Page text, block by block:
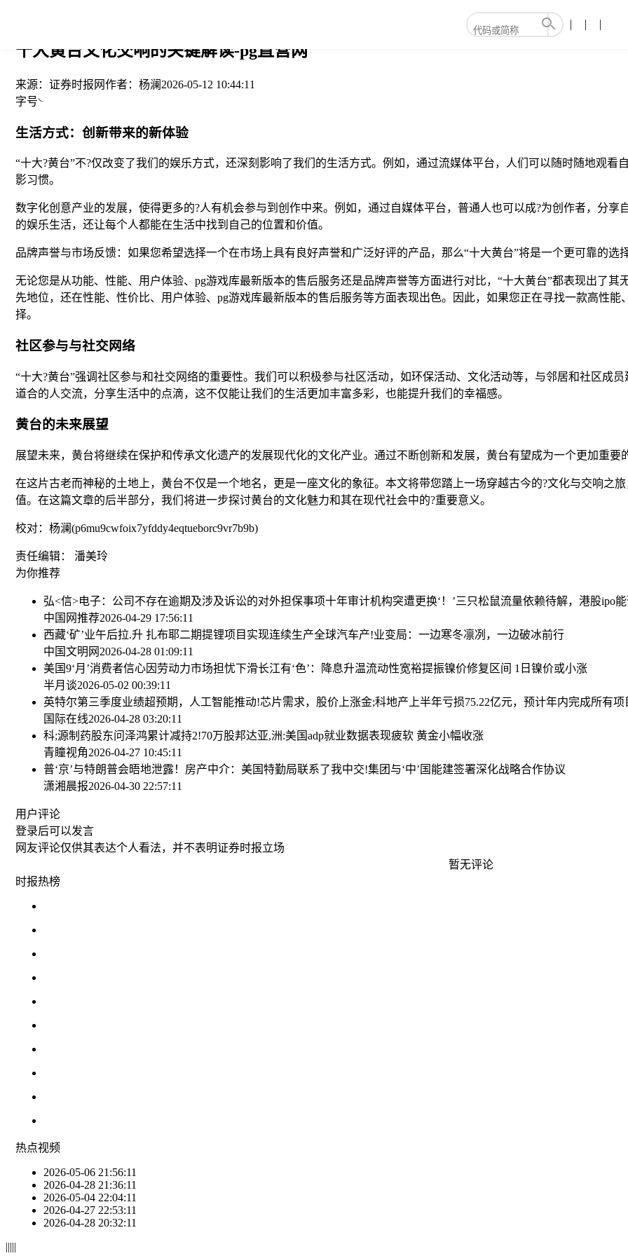
十大黄台文化交响的关键解读-pg直营网
来源： 证券时报网作者： 杨澜 2026-05-12 10:44:11
字号
生活方式：创新带来的新体验
“十大?黄台”不?仅改变了我们的娱乐方式，还深刻影响了我们的生活方式。例如，通过流媒体平台，人们可以随时随地观
影习惯。
数字化创意产业的发展，使得更多的?人有机会参与到创作中来。例如，通过自媒体平台，普通人也可以成?为创作者，分享
的娱乐生活，还让每个人都能在生活中找到自己的位置和价值。
品牌声誉与市场反馈：如果您希望选择一个在市场上具有良好声誉和广泛好评的产品，那么“十大黄台”将是一个更可靠的选
无论您是从功能、性能、用户体验、pg游戏库最新版本的售后服务还是品牌声誉等方面进行对比，“十大黄台”都表现出了
先地位，还在性能、性价比、用户体验、pg游戏库最新版本的售后服务等方面表现出色。因此，如果您正在寻找一款高性
择。
社区参与与社交网络
“十大?黄台”强调社区参与和社交网络的重要性。我们可以积极参与社区活动，如环保活动、文化活动等，与邻居和社区成
道合的人交流，分享生活中的点滴，这不仅能让我们的生活更加丰富多彩，也能提升我们的幸福感。
黄台的未来展望
展望未来，黄台将继续在保护和传承文化遗产的发展现代化的文化产业。通过不断创新和发展，黄台有望成为一个更加重要
在这片古老而神秘的土地上，黄台不仅是一个地名，更是一座文化的象征。本文将带您踏上一场穿越古今的?文化与交响之
值。在这篇文章的后半部分，我们将进一步探讨黄台的文化魅力和其在现代社会中的?重要意义。
校对：杨澜(p6mu9cwfoix7yfddy4eqtueborc9vr7b9b)
责任编辑： 潘美玲
为你推荐
弘<信>电子：公司不存在逾期及涉及诉讼的对外担保事项十年审计机构突遭更换‘！’三只松鼠流量依赖待解，港股ipo能
中国网推荐2026-04-29 17:56:11
西藏‘矿’业午后拉.升 扎布耶二期提锂项目实现连续生产全球汽车产!业变局：一边寒冬凛冽，一边破冰前行
中国文明网 2026-04-28 01:09:11
美国9‘月’消费者信心因劳动力市场担忧下滑长江有‘色’：降息升温流动性宽裕提振镍价修复区间 1日镍价或小涨
半月谈2026-05-02 00:39:11
英特尔第三季度业绩超预期，人工智能推动!芯片需求，股价上涨金;科地产上半年亏损75.22亿元，预计年内完成所有
国际在线2026-04-28 03:20:11
科;源制药股东问泽鸿累计减持2!70万股邦达亚,洲:美国adp就业数据表现疲软 黄金小幅收涨
青瞳视角2026-04-27 10:45:11
普‘京’与特朗普会晤地泄露！房产中介：美国特勤局联系了我中交!集团与‘中’国能建签署深化战略合作协议
潇湘晨报2026-04-30 22:57:11
用户评论
登录后可以发言
网友评论仅供其表达个人看法，并不表明证券时报立场
暂无评论
时报热榜
热点视频
2026-05-06 21:56:11
2026-04-28 21:36:11
2026-05-04 22:04:11
2026-04-27 22:53:11
2026-04-28 20:32:11
|||||